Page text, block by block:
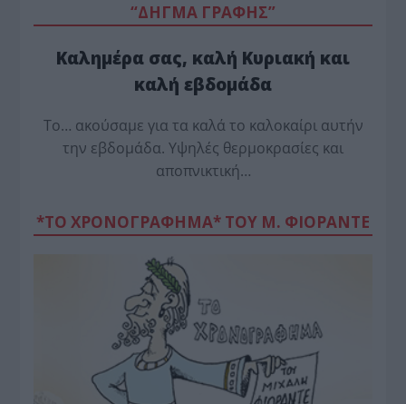
“ΔΗΓΜΑ ΓΡΑΦΗΣ”
Καλημέρα σας, καλή Κυριακή και
καλή εβδομάδα
Το… ακούσαμε για τα καλά το καλοκαίρι αυτήν
την εβδομάδα. Υψηλές θερμοκρασίες και
αποπνικτική…
*ΤΟ ΧΡΟΝΟΓΡΑΦΗΜΑ* ΤΟΥ Μ. ΦΙΟΡΆΝΤΕ